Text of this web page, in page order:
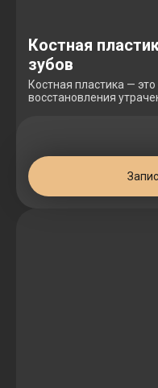
Костная
зубов
Костная пластика —
восстановления